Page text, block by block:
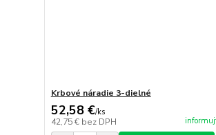
Krbové náradie 3-dielné
52,58 €/ks
42,75 € bez DPH